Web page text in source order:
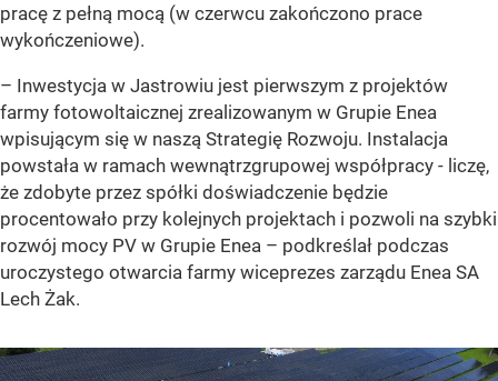
pracę z pełną mocą (w czerwcu zakończono prace
wykończeniowe).
– Inwestycja w Jastrowiu jest pierwszym z projektów
farmy fotowoltaicznej zrealizowanym w Grupie Enea
wpisującym się w naszą Strategię Rozwoju. Instalacja
powstała w ramach wewnątrzgrupowej współpracy - liczę,
że zdobyte przez spółki doświadczenie będzie
procentowało przy kolejnych projektach i pozwoli na szybki
rozwój mocy PV w Grupie Enea – podkreślał podczas
uroczystego otwarcia farmy wiceprezes zarządu Enea SA
Lech Żak.